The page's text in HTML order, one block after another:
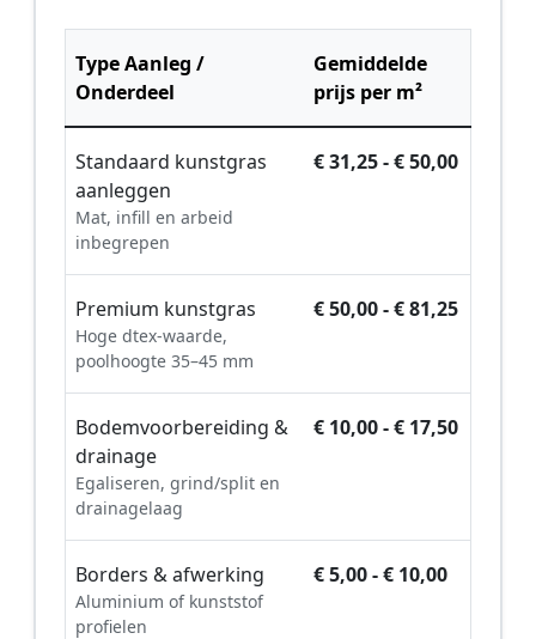
Type Aanleg /
Onderdeel
Gemiddelde
prijs per m²
Standaard kunstgras
aanleggen
Mat, infill en arbeid
inbegrepen
€ 31,25 - € 50,00
Premium kunstgras
Hoge dtex-waarde,
poolhoogte 35–45 mm
€ 50,00 - € 81,25
Bodemvoorbereiding &
drainage
Egaliseren, grind/split en
drainagelaag
€ 10,00 - € 17,50
Borders & afwerking
Aluminium of kunststof
profielen
€ 5,00 - € 10,00